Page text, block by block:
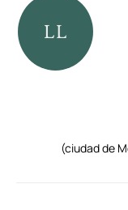
(ciudad de